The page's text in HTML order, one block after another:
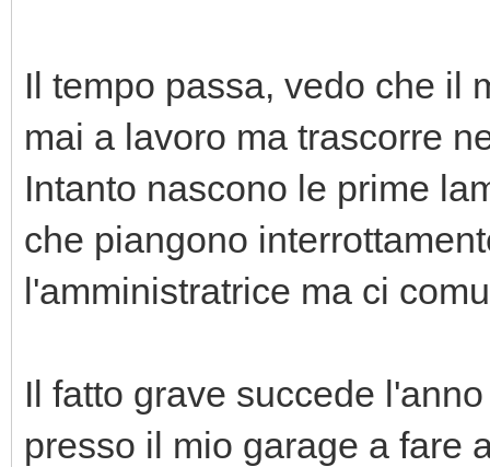
Il tempo passa, vedo che il
mai a lavoro ma trascorre
Intanto nascono le prime
che piangono
l'amministratrice ma ci
Il fatto grave succede
presso il mio garage a fare